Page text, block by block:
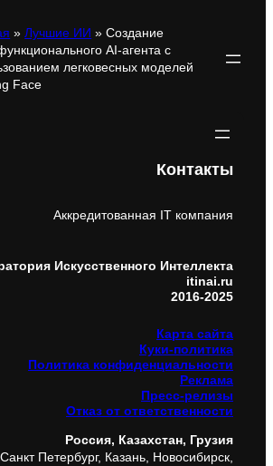
» Лучшие ИИ » Создание
AI-агента с
легковесных моделей
Face
Контакты
Аккредитованная IT компания
Искусственного Интеллекта
itinai.ru
2016-2025
Карта сайта
Куки-политика
Политика конфиденциальности
Реклама
Пресс-релизы
Отказ от ответственности
Россия, Казахстан, Грузия
Петербург, Казань, Новосибирск,